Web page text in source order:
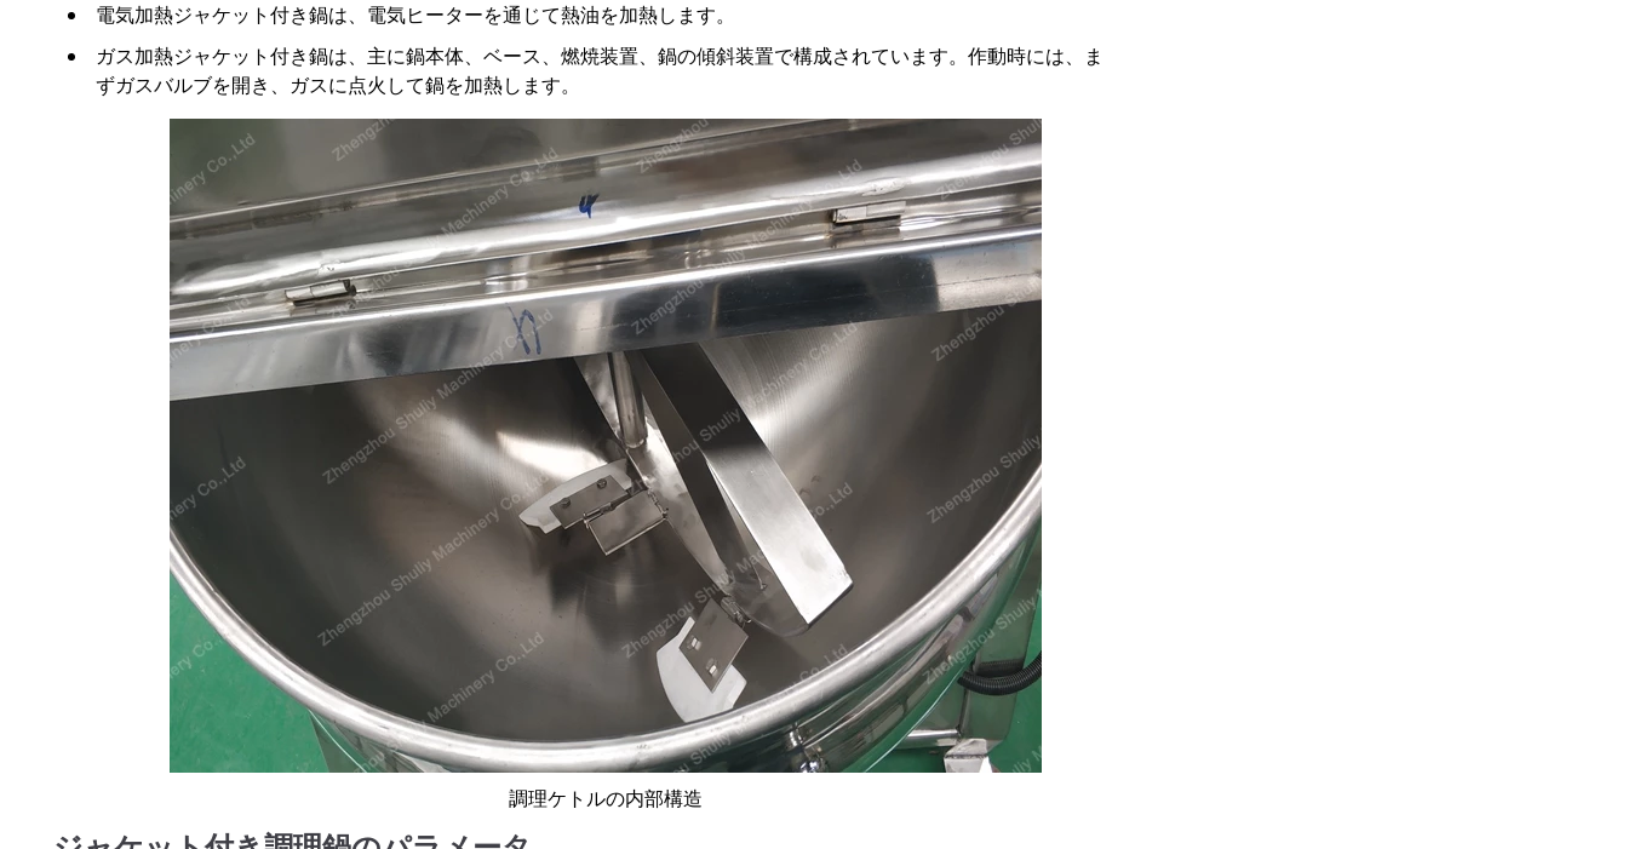
電気加熱ジャケット付き鍋は、電気ヒーターを通じて熱油を加熱します。
ガス加熱ジャケット付き鍋は、主に鍋本体、ベース、燃焼装置、鍋の傾斜装置で構成されています。作動時には、ま
ずガスバルブを開き、ガスに点火して鍋を加熱します。
調理ケトルの内部構造